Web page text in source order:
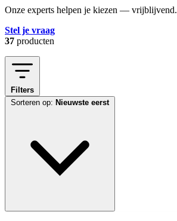
Onze experts helpen je kiezen — vrijblijvend.
Stel je vraag
37 producten
Filters
Sorteren op: Nieuwste eerst